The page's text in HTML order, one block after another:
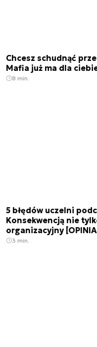
Chcesz schudnąć
Mafia już ma dla
8 min.
5 błędów uczelni
Konsekwencją nie
organizacyjny
3 min.